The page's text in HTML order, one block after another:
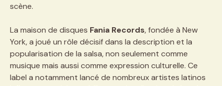
scène.
La maison de disques Fania Records, fondée à New
York, a joué un rôle décisif dans la description et la
popularisation de la salsa, non seulement comme
musique mais aussi comme expression culturelle. Ce
label a notamment lancé de nombreux artistes latinos